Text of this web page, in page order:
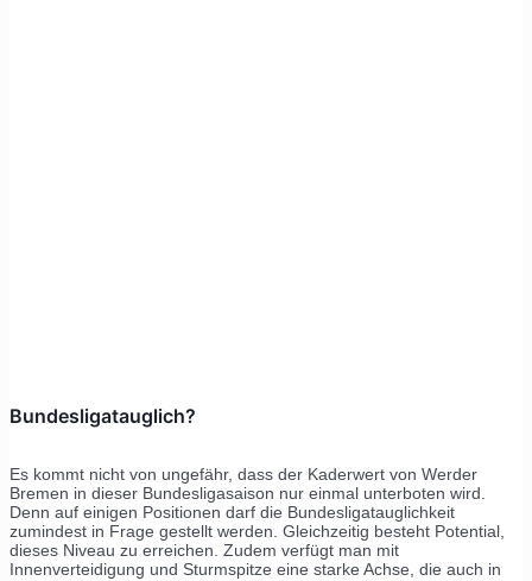
Bundesligatauglich?
Es kommt nicht von ungefähr, dass der Kaderwert von Werder
Bremen in dieser Bundesligasaison nur einmal unterboten wird.
Denn auf einigen Positionen darf die Bundesligatauglichkeit
zumindest in Frage gestellt werden. Gleichzeitig besteht Potential,
dieses Niveau zu erreichen. Zudem verfügt man mit
Innenverteidigung und Sturmspitze eine starke Achse, die auch in